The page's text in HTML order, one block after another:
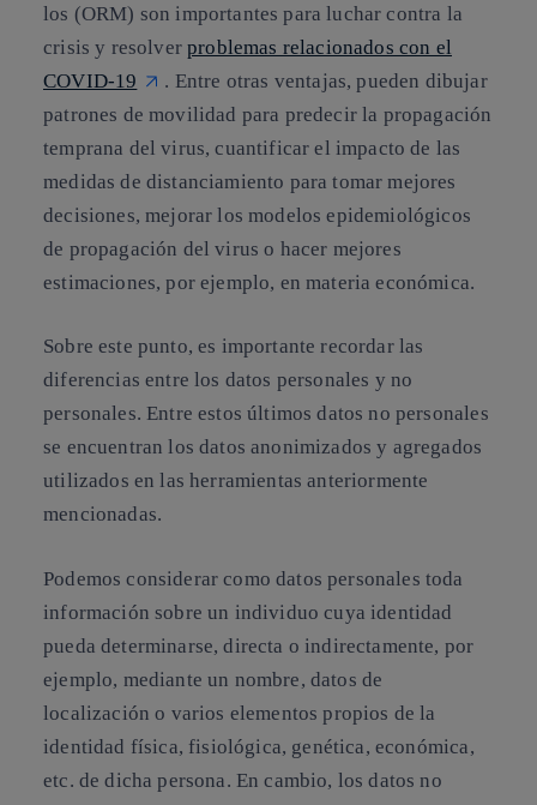
los (ORM) son importantes para luchar contra la
crisis y resolverproblemas relacionados con el
COVID-19
. Entre otras ventajas, pueden dibujar
patrones de movilidad para predecir la propagación
temprana del virus, cuantificar el impacto de las
medidas de distanciamiento para tomar mejores
decisiones, mejorar los modelos epidemiológicos
de propagación del virus o hacer mejores
estimaciones, por ejemplo, en materia económica.
Sobre este punto, es importante recordar las
diferencias entre los datos personales y no
personales. Entre estos últimos datos no personales
se encuentran los datos anonimizados y agregados
utilizados en las herramientas anteriormente
mencionadas.
Podemos considerar como datos personales toda
información sobre un individuo cuya identidad
pueda determinarse, directa o indirectamente, por
ejemplo, mediante un nombre, datos de
localización o varios elementos propios de la
identidad física, fisiológica, genética, económica,
etc. de dicha persona. En cambio, los datos no